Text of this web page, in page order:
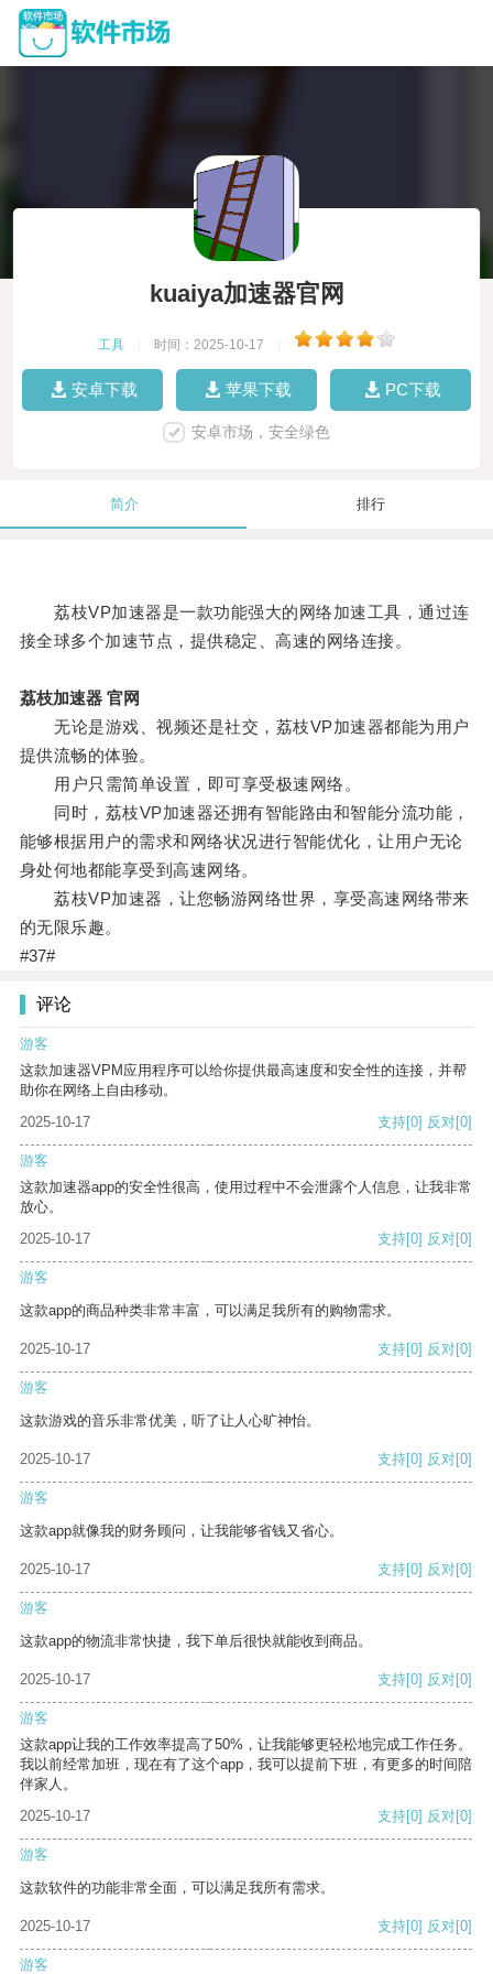
kuaiya加速器官网
工具 时间：2025-10-17
安卓下载 苹果下载 PC下载
安卓市场，安全绿色
简介 排行
荔枝VP加速器是一款功能强大的网络加速工具，通过连
接全球多个加速节点，提供稳定、高速的网络连接。
荔枝加速器 官网
无论是游戏、视频还是社交，荔枝VP加速器都能为用户
提供流畅的体验。
用户只需简单设置，即可享受极速网络。
同时，荔枝VP加速器还拥有智能路由和智能分流功能，
能够根据用户的需求和网络状况进行智能优化，让用户无论
身处何地都能享受到高速网络。
荔枝VP加速器，让您畅游网络世界，享受高速网络带来
的无限乐趣。
#37#
评论
游客
这款加速器VPM应用程序可以给你提供最高速度和安全性的连接，并帮
助你在网络上自由移动。
2025-10-17
支持[0] 反对[0]
游客
这款加速器app的安全性很高，使用过程中不会泄露个人信息，让我非常
放心。
2025-10-17
支持[0] 反对[0]
游客
这款app的商品种类非常丰富，可以满足我所有的购物需求。
2025-10-17 支持[0] 反对[0]
游客
这款游戏的音乐非常优美，听了让人心旷神怡。
2025-10-17 支持[0] 反对[0]
游客
这款app就像我的财务顾问，让我能够省钱又省心。
2025-10-17 支持[0] 反对[0]
游客
这款app的物流非常快捷，我下单后很快就能收到商品。
2025-10-17 支持[0] 反对[0]
游客
这款app让我的工作效率提高了50%，让我能够更轻松地完成工作任务。
我以前经常加班，现在有了这个app，我可以提前下班，有更多的时间陪
伴家人。
2025-10-17
支持[0] 反对[0]
游客
这款软件的功能非常全面，可以满足我所有需求。
2025-10-17 支持[0] 反对[0]
游客